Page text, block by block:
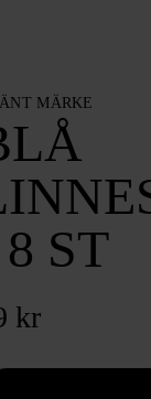
MÄRKE
ST
kr